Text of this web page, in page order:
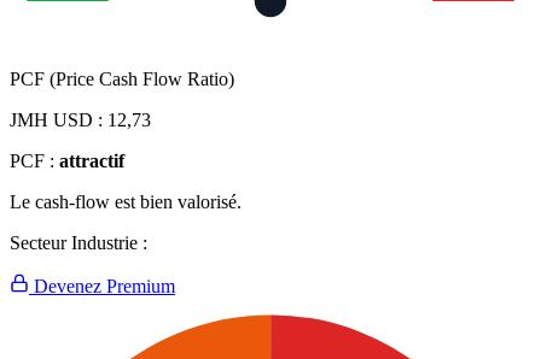
PCF (Price Cash Flow Ratio)
JMH USD : 12,73
PCF : attractif
Le cash-flow est bien valorisé.
Secteur Industrie :
Devenez Premium